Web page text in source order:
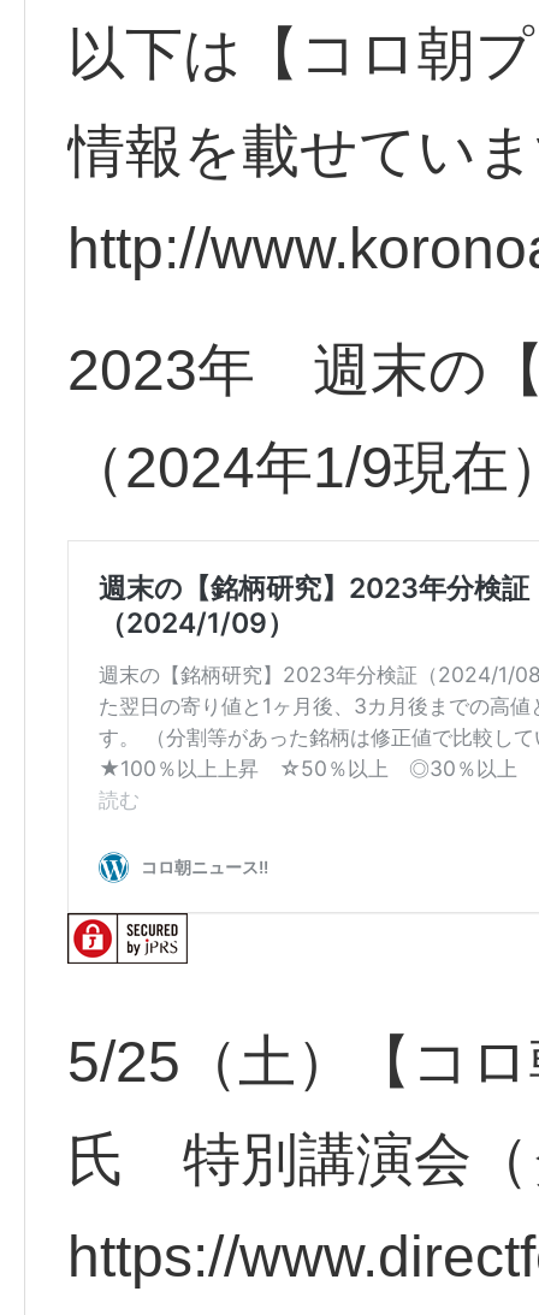
以下は【コロ朝
情報を載せてい
http://
2023年 週末の
（2024年1/9現在
5/25（土）【コ
氏 特別講演会（
https://